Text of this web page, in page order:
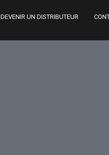
DEVENIR UN DISTRIBUTEUR